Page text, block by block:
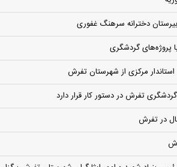
دخترانه سرهنگ غفوری
پروژه‌های گردشگری
استاندار مرکزی از شهرستان تفرش
تفرش در دستور کار قرار دارد